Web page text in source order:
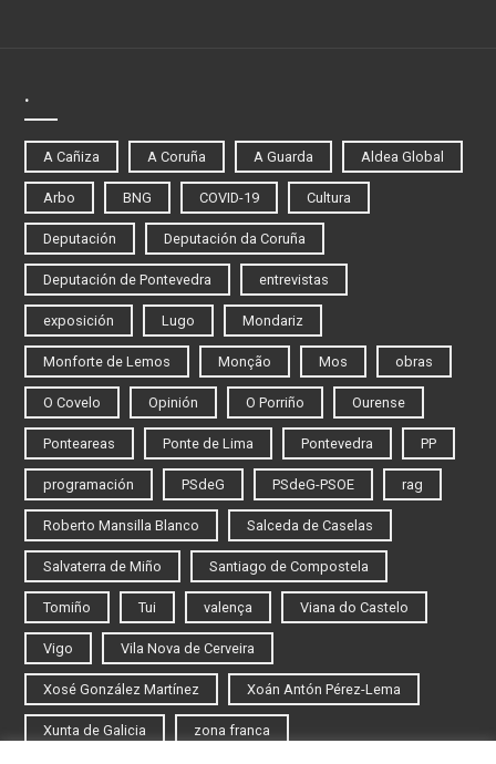
.
A Cañiza A Coruña A Guarda Aldea Global
Arbo BNG COVID-19 Cultura
Deputación Deputación da Coruña
Deputación de Pontevedra entrevistas
exposición Lugo Mondariz
Monforte de Lemos Monção Mos obras
O Covelo Opinión O Porriño Ourense
Ponteareas Ponte de Lima Pontevedra PP
programación PSdeG PSdeG-PSOE rag
Roberto Mansilla Blanco Salceda de Caselas
Salvaterra de Miño Santiago de Compostela
Tomiño Tui valença Viana do Castelo
Vigo Vila Nova de Cerveira
Xosé González Martínez Xoán Antón Pérez-Lema
Xunta de Galicia zona franca